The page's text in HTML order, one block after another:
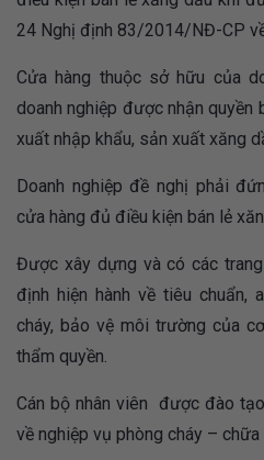
24 Nghị định 83/2014/NĐ-CP
Cửa hàng thuộc sở hữu của
doanh nghiệp được nhận quyền
xuất nhập khẩu, sản xuất xăng
Doanh nghiệp đề nghị phải
cửa hàng đủ điều kiện bán lẻ
Được xây dựng và có các
định hiện hành về tiêu chuẩn,
cháy, bảo vệ môi trường của
thẩm quyền.
Cán bộ nhân viên được đào
về nghiệp vụ phòng cháy – chữa